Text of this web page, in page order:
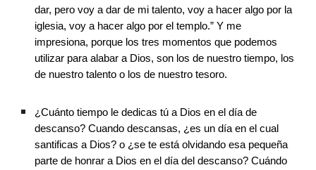
dar, pero voy a dar de mi talento, voy a hacer algo por la
iglesia, voy a hacer algo por el templo.” Y me
impresiona, porque los tres momentos que podemos
utilizar para alabar a Dios, son los de nuestro tiempo, los
de nuestro talento o los de nuestro tesoro.
¿Cuánto tiempo le dedicas tú a Dios en el día de
descanso? Cuando descansas, ¿es un día en el cual
santificas a Dios? o ¿se te está olvidando esa pequeña
parte de honrar a Dios en el día del descanso? Cuándo